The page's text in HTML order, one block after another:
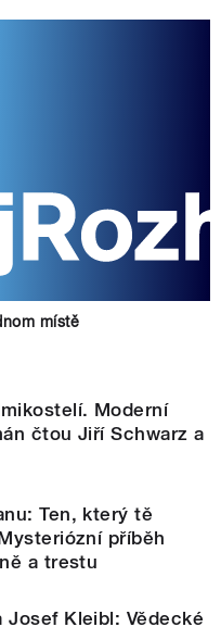
místě
Moderní
čtou Jiří Schwarz a
Ten, který tě
příběh
a trestu
Josef Kleibl: Vědecké